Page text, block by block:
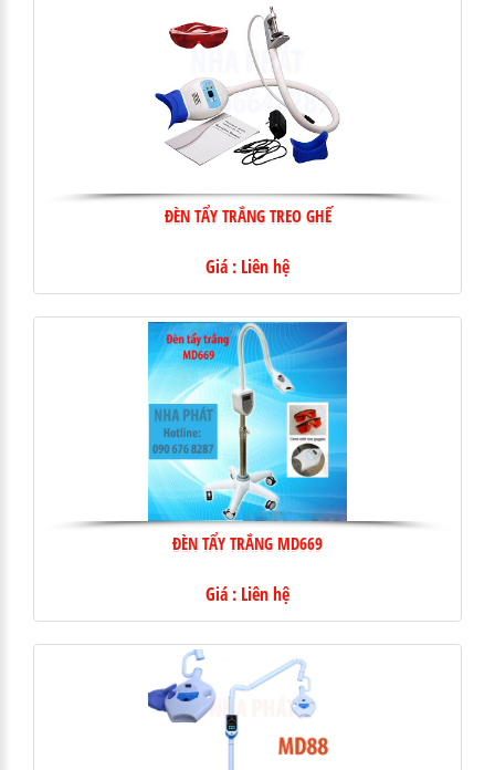
ĐÈN TẨY TRẮNG TREO GHẾ
Giá : Liên hệ
ĐÈN TẨY TRẮNG MD669
Giá : Liên hệ